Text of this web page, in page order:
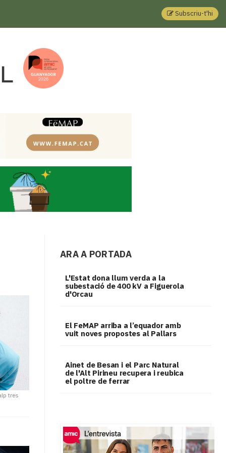
Subscriu-t'hi
tres
ARA A PORTADA
L'Estat dona llum verda a la
subestació de 400 kV a Figuerola
d'Orcau
El FeMAP arriba a l’equador amb
vuit noves propostes al Pallars
Ainet de Besan i el Parc Natural
de l'Alt Pirineu recupera i reubica
el poltre de ferrar